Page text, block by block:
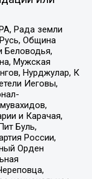
Рада земли
Община
Беловодья,
Мужская
Нурджулар, К
Иеговы,
и Карачая,
Буль,
России,
Орден